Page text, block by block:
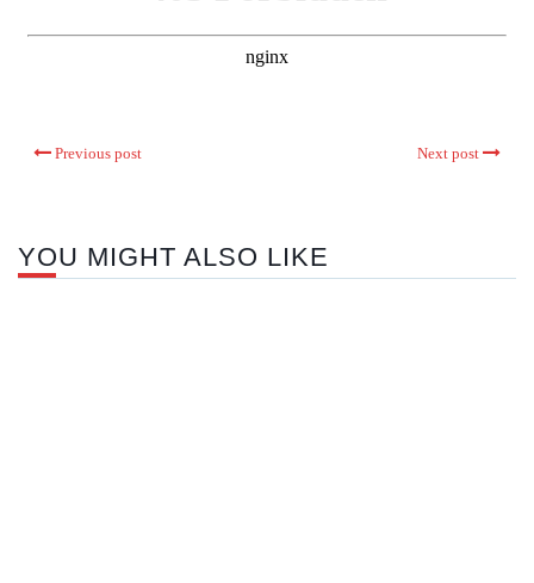
Previous post Next post
YOU MIGHT ALSO LIKE